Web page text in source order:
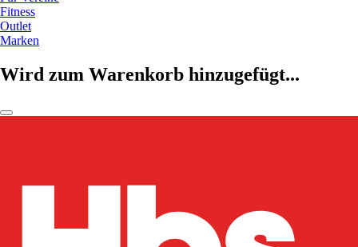
Fitness
Outlet
Marken
Wird zum Warenkorb hinzugefügt...